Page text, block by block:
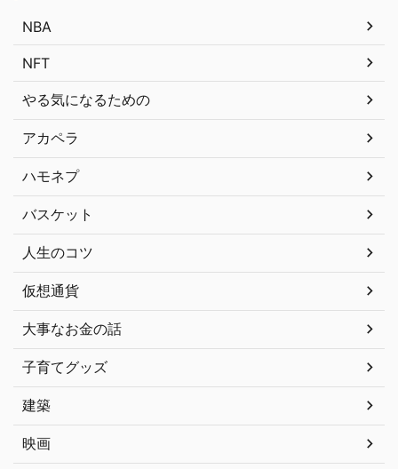
NBA
NFT
やる気になるための
アカペラ
ハモネプ
バスケット
人生のコツ
仮想通貨
大事なお金の話
子育てグッズ
建築
映画